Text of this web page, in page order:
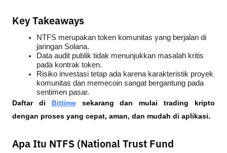
Key Takeaways
NTFS merupakan token komunitas yang berjalan di
jaringan Solana.
Data audit publik tidak menunjukkan masalah kritis
pada kontrak token.
Risiko investasi tetap ada karena karakteristik proyek
komunitas dan memecoin sangat bergantung pada
sentimen pasar.
Daftar di
Bittime sekarang dan mulai trading kripto
dengan proses yang cepat, aman, dan mudah di aplikasi.
Apa Itu NTFS (National Trust Fund